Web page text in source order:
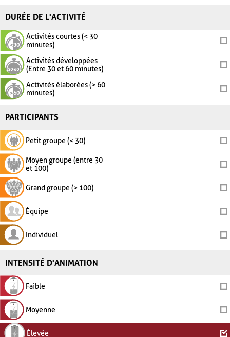
DURÉE DE L'ACTIVITÉ
Activités courtes (< 30
minutes)
Activités développées
(Entre 30 et 60 minutes)
Activités élaborées (> 60
minutes)
PARTICIPANTS
Petit groupe (< 30)
Moyen groupe (entre 30
et 100)
Grand groupe (> 100)
Équipe
Individuel
INTENSITÉ D'ANIMATION
Faible
Moyenne
Élevée